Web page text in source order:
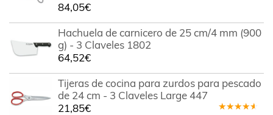
84,05€
Hachuela de carnicero de 25 cm/4 mm (900
g) - 3 Claveles 1802
64,52€
Tijeras de cocina para zurdos para pescado
de 24 cm - 3 Claveles Large 447
21,85€